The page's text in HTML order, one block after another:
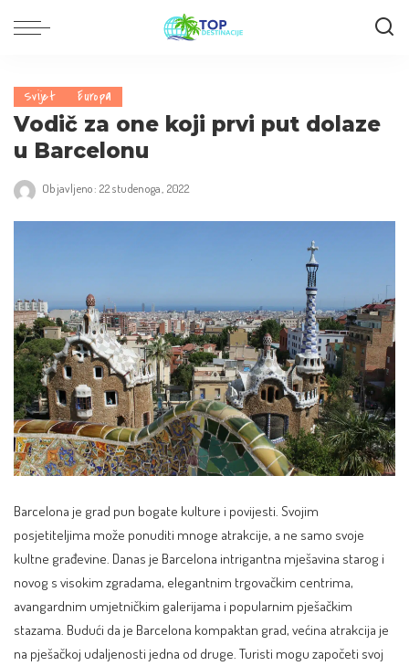
Svijet Europa
Vodič za one koji prvi put dolaze
u Barcelonu
Objavljeno: 22 studenoga, 2022
Barcelona je grad pun bogate kulture i povijesti. Svojim
posjetiteljima može ponuditi mnoge atrakcije, a ne samo svoje
kultne građevine. Danas je Barcelona intrigantna mješavina starog i
novog s visokim zgradama, elegantnim trgovačkim centrima,
avangardnim umjetničkim galerijama i popularnim pješačkim
stazama. Budući da je Barcelona kompaktan grad, većina atrakcija je
na pješačkoj udaljenosti jedna od druge. Turisti mogu započeti svoj